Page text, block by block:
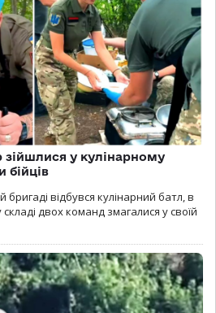
у кулінарному
бійців
бригаді відбувся кулінарний батл, в
двох команд змагалися у своїй